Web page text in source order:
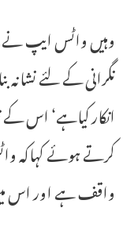
وہیں واٹس ایپ
نگرانی کے لئے
انکار کیاہے‘ اس
کرتے ہوئے کہاکہ
واقف ہے اور اس